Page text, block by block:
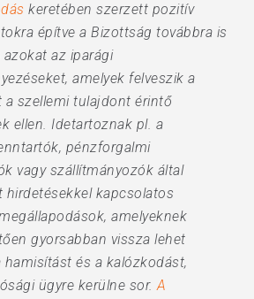
keretében szerzett pozitív
építve a Bizottság továbbra is
az iparági
amelyek felveszik a
a szellemi tulajdont érintő
ellen. Idetartoznak pl. a
pénzforgalmi
vagy szállítmányozók által
hirdetésekkel kapcsolatos
amelyeknek
gyorsabban vissza lehet
hamisítást és a kalózkodást,
ügyre kerülne sor.A